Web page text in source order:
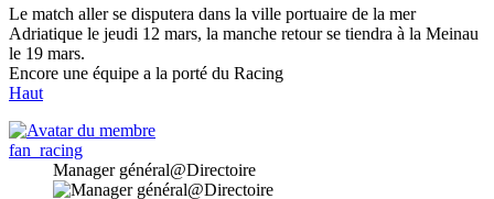
Le match aller se disputera dans la ville portuaire de la mer
Adriatique le jeudi 12 mars, la manche retour se tiendra à la Meinau
le 19 mars.
Encore une équipe a la porté du Racing
Haut
fan_racing
Manager général@Directoire